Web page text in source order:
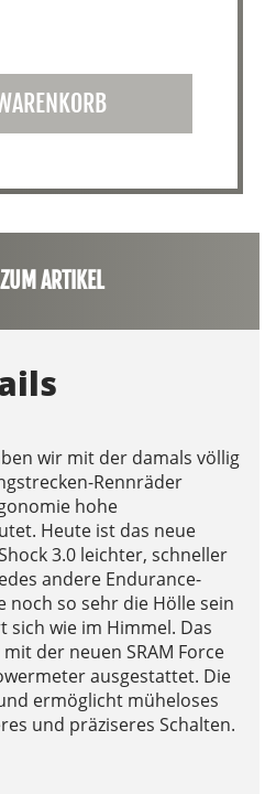
ARTIKEL
wir mit der damals völlig
Rennräder
hohe
Heute ist das neue
3.0 leichter, schneller
andere Endurance-
noch so sehr die Hölle sein
sich wie im Himmel. Das
der neuen SRAM Force
ausgestattet. Die
ermöglicht müheloses
und präziseres Schalten.